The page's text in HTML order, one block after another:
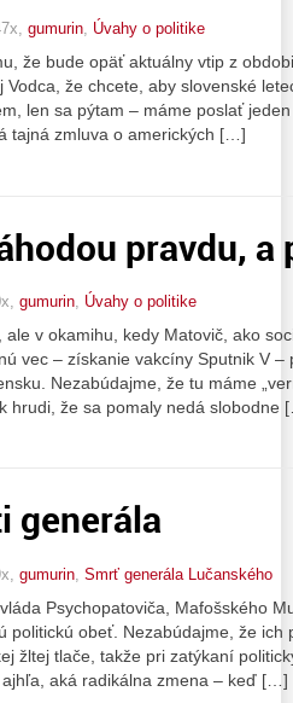
gumurin, Úvahy o politike
že bude opäť aktuálny vtip z
že chcete, aby slovenské
len sa pýtam – máme poslať
tajná zmluva o amerických […]
pravdu, a
gumurin, Úvahy o politike
v okamihu, kedy Matovič, ako
vec – získanie vakcíny Sputnik V –
Nezabúdajme, že tu máme
hrudi, že sa pomaly nedá slobodne
generála
gumurin Smrť generála Lučanského
Psychopatoviča, Mafošského
politickú obeť. Nezabúdajme, že ich
žltej tlače, takže pri zatýkaní
aká radikálna zmena – keď […]